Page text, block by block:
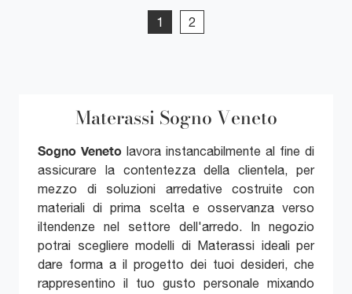
1 2
Materassi Sogno Veneto
Sogno Veneto lavora instancabilmente al fine di
assicurare la contentezza della clientela, per
mezzo di soluzioni arredative costruite con
materiali di prima scelta e osservanza verso
iltendenze nel settore dell'arredo. In negozio
potrai scegliere modelli di Materassi ideali per
dare forma a il progetto dei tuoi desideri, che
rappresentino il tuo gusto personale mixando